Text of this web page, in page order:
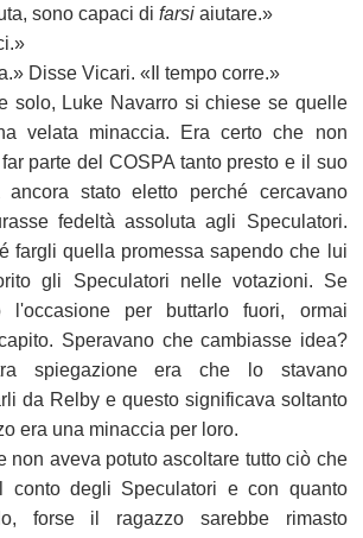
sono capaci difarsi aiutare.»
Disse Vicari. «Il tempo corre.»
solo, Luke Navarro si chiese se quelle
velata minaccia. Era certo che non
parte del COSPA tanto presto e il suo
stato eletto perché cercavano
fedeltà assoluta agli Speculatori.
fargli quella promessa sapendo che lui
gli Speculatori nelle votazioni. Se
l'occasione per buttarlo fuori, ormai
Speravano che cambiasse idea?
spiegazione era che lo stavano
da Relby e questo significava soltanto
era una minaccia per loro.
non aveva potuto ascoltare tutto ciò che
conto degli Speculatori e con quanto
forse il ragazzo sarebbe rimasto